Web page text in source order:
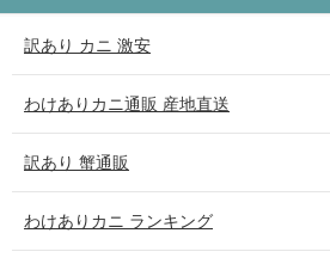
訳あり カニ 激安
わけありカニ通販 産地直送
訳あり 蟹通販
わけありカニ ランキング